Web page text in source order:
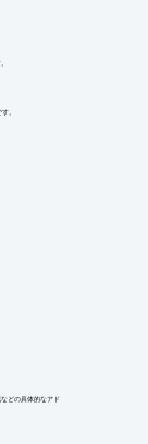
。
どの具体的なアド